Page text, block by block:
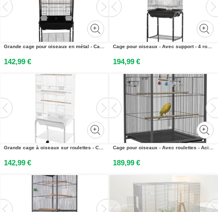
Grande cage pour oiseaux en métal - Cage pour perroquets sur roulettes - 47 x 37 x 137,5 cm - Bac à déjections amovible - Gamelles - Noir
142,99 €
Cage pour oiseaux - Avec support - 4 roulettes - Ecuelles pour nourriture incluses - 46,5 x 36 x 157 cm - Plastique - Noir
194,99 €
Grande cage à oiseaux sur roulettes - Cage pour perroquets en métal - Bac à déjections amovible - Gamelles - 47 x 37 x 137,5 cm - Blanche
142,99 €
Cage pour oiseaux - Avec roulettes - Acier inoxydable - 48 x 64 x 74 cm - Mangeoires & Perchoirs - Gris
189,99 €